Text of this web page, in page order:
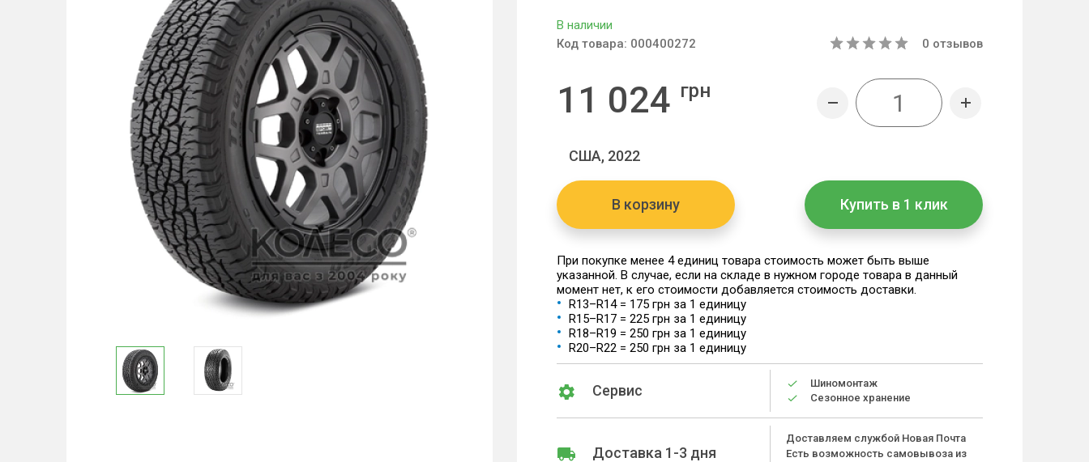
В наличии
Код товара: 000400272 0 отзывов
11 024 грн
США, 2022
В корзину Купить в 1 клик
При покупке менее 4 единиц товара стоимость может быть выше
указанной. В случае, если на складе в нужном городе товара в данный
момент нет, к его стоимости добавляется стоимость доставки.
R13–R14 = 175 грн за 1 единицу
R15–R17 = 225 грн за 1 единицу
R18–R19 = 250 грн за 1 единицу
R20–R22 = 250 грн за 1 единицу
Сервис
Шиномонтаж
Сезонное хранение
Доставка 1-3 дня
Доставляем службой Новая Почта
Есть возможность самовывоза из